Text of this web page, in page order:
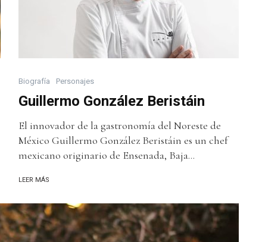
Biografía Personajes
Guillermo González Beristáin
El innovador de la gastronomía del Noreste de
México Guillermo González Beristáin es un chef
mexicano originario de Ensenada, Baja...
LEER MÁS